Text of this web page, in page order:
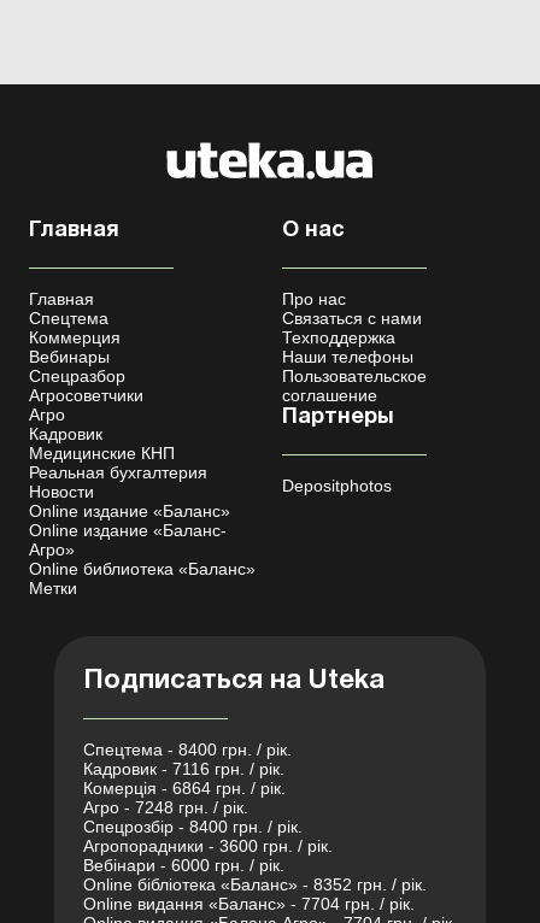
Главная
Главная
Спецтема
Коммерция
Вебинары
Спецразбор
Агросоветчики
Агро
Кадровик
Медицинские КНП
Реальная бухгалтерия
Новости
Online издание «Баланс»
Online издание «Баланс-
Агро»
Online библиотека «Баланс»
Метки
О нас
Про нас
Связаться с нами
Техподдержка
Наши телефоны
Пользовательское
соглашение
Партнеры
Depositphotos
Подписаться на Uteka
Спецтема - 8400 грн. / рік.
Кадровик - 7116 грн. / рік.
Комерція - 6864 грн. / рік.
Агро - 7248 грн. / рік.
Спецрозбір - 8400 грн. / рік.
Агропорадники - 3600 грн. / рік.
Вебінари - 6000 грн. / рік.
Online бібліотека «Баланс» - 8352 грн. / рік.
Online видання «Баланс» - 7704 грн. / рік.